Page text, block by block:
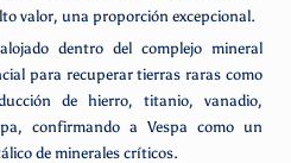
valor, una proporción excepcional.
dentro del complejo mineral
para recuperar tierras raras como
de hierro, titanio, vanadio,
confirmando a Vespa como un
de minerales críticos.